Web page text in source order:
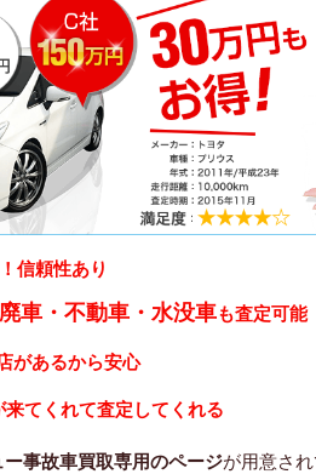
信頼性あり
廃車・不動車・水没車も査定可能
があるから安心
来てくれて査定してくれる
ー事故車買取専用のページが用意さ